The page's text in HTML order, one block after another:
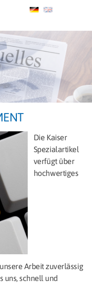
Die Kaiser
Spezialartikel
verfügt über
hochwertiges
Arbeit zuverlässig
uns, schnell und